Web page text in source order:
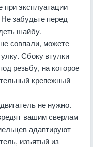
при эксплуатации
забудьте перед
шайбу.
совпали, можете
Сбоку втулки
резьбу, на которое
крепежный
не нужно.
вашим сверлам
адаптируют
изъятый из